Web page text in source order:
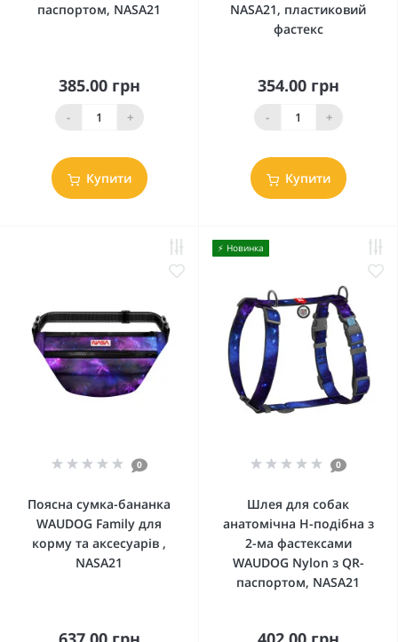
паспортом, NASA21
385.00 грн
- +
Купити
NASA21, пластиковий
фастекс
354.00 грн
- +
Купити
0
Поясна сумка-бананка
WAUDOG Family для
корму та аксесуарів ,
NASA21
⚡️ Новинка
0
Шлея для собак
анатомічна H-подібна з
2-ма фастексами
WAUDOG Nylon з QR-
паспортом, NASA21